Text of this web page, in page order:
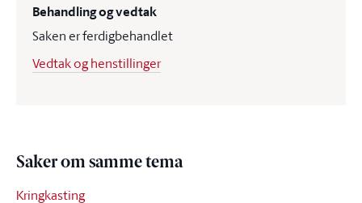
Behandling og vedtak
Saken er ferdigbehandlet
Vedtak og henstillinger
Saker om samme tema
Kringkasting